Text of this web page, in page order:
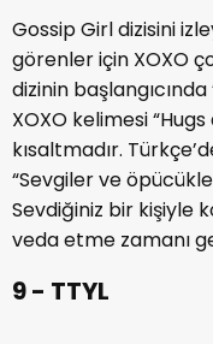
Gossip Girl dizisini
görenler için XOXO
dizinin
XOXO kelimesi
kısaltmadır.
“Sevgiler ve
Sevdiğiniz bir kişiyle
veda etme zamanı
9 - TTYL